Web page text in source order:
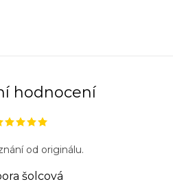
hodnocení
od originálu.
šolcová